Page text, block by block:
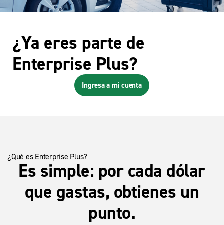
¿Ya eres parte de
Enterprise Plus?
Ingresa a mi cuenta
¿Qué es Enterprise Plus?
Es simple: por cada dólar
que gastas, obtienes un
punto.